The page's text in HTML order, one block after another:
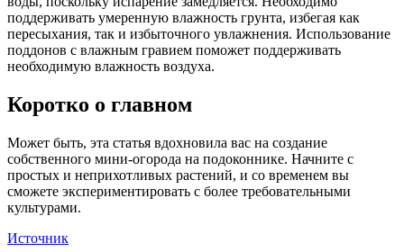
поддерживать умеренную влажность грунта, избегая как
пересыхания, так и избыточного увлажнения. Использование
поддонов с влажным гравием поможет поддерживать
необходимую влажность воздуха.
Коротко о главном
Может быть, эта статья вдохновила вас на создание
собственного мини-огорода на подоконнике. Начните с
простых и неприхотливых растений, и со временем вы
сможете экспериментировать с более требовательными
культурами.
Источник